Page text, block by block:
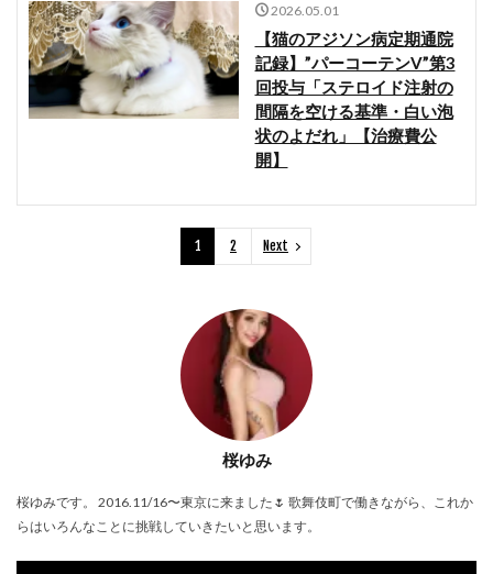
2026.05.01
【猫のアジソン病定期通院
記録】”パーコーテンV”第3
回投与「ステロイド注射の
間隔を空ける基準・白い泡
状のよだれ」【治療費公
開】
1 2 Next
桜ゆみ
桜ゆみです。 2016.11/16〜東京に来ました🌷 歌舞伎町で働きながら、これか
らはいろんなことに挑戦していきたいと思います。